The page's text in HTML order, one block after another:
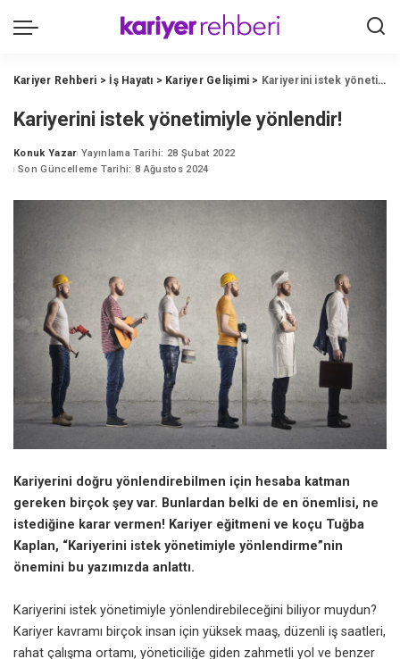
Kariyer Rehberi > İş Hayatı > Kariyer Gelişimi > Kariyerini istek yönetimiyle yönlendir!
Kariyerini istek yönetimiyle yönlendir!
Posted
by
Konuk Yazar Yayınlama Tarihi: 28 Şubat 2022
Son Güncelleme Tarihi: 8 Ağustos 2024
Kariyerini doğru yönlendirebilmen için hesaba katman
gereken birçok şey var. Bunlardan belki de en önemlisi, ne
istediğine karar vermen! Kariyer eğitmeni ve koçu Tuğba
Kaplan, “Kariyerini istek yönetimiyle yönlendirme”nin
önemini bu yazımızda anlattı.
Kariyerini istek yönetimiyle yönlendirebileceğini biliyor muydun?
Kariyer kavramı birçok insan için yüksek maaş, düzenli iş saatleri,
rahat çalışma ortamı, yöneticiliğe giden zahmetli yol ve benzer